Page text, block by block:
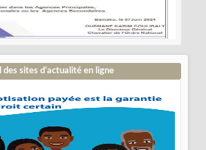
des sites d’actualité en ligne